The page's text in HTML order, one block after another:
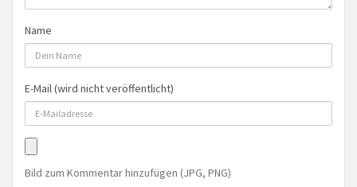
Name
E-Mail (wird nicht veröffentlicht)
Bild zum Kommentar hinzufügen (JPG, PNG)